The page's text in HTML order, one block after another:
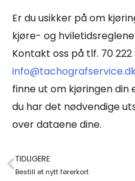
Er du usikker på om
kjøre- og
Kontakt oss på tlf. 70
finne ut om kjøringen
du har det nødvendige
over dataene dine.
Tidligere
TIDLIGERE
Bestill et nytt førerkort